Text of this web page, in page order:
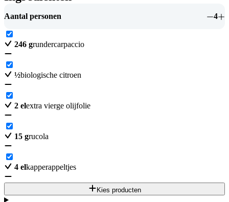
Aantal personen 4
246 grundercarpaccio
½biologische citroen
2 elextra vierge olijfolie
15 grucola
4 elkapperappeltjes
Kies producten